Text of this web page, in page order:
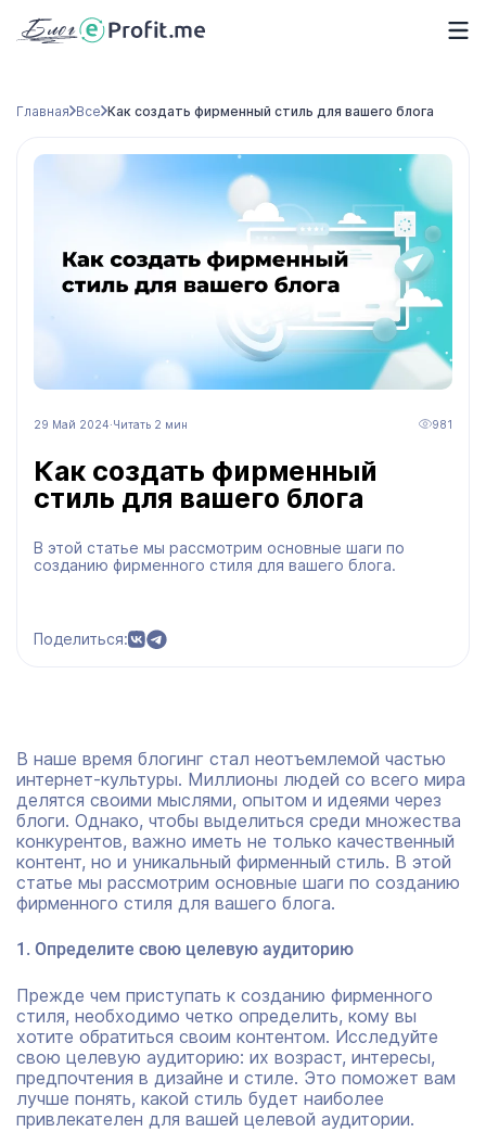
Главная Все Как создать фирменный стиль для вашего блога
29 Май 2024·Читать 2 мин 981
Как создать фирменный
стиль для вашего блога
В этой статье мы рассмотрим основные шаги по
созданию фирменного стиля для вашего блога.
Поделиться:
В наше время блогинг стал неотъемлемой частью
интернет-культуры. Миллионы людей со всего мира
делятся своими мыслями, опытом и идеями через
блоги. Однако, чтобы выделиться среди множества
конкурентов, важно иметь не только качественный
контент, но и уникальный фирменный стиль. В этой
статье мы рассмотрим основные шаги по созданию
фирменного стиля для вашего блога.
1. Определите свою целевую аудиторию
Прежде чем приступать к созданию фирменного
стиля, необходимо четко определить, кому вы
хотите обратиться своим контентом. Исследуйте
свою целевую аудиторию: их возраст, интересы,
предпочтения в дизайне и стиле. Это поможет вам
лучше понять, какой стиль будет наиболее
привлекателен для вашей целевой аудитории.